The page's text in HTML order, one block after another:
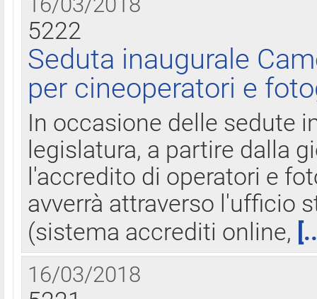
5222
Seduta inaugurale
per cineoperatori e
In occasione delle sedute
legislatura, a partire dalla
l'accredito di operatori e
avverrà attraverso l'ufficio
(sistema accrediti online,
16/03/2018